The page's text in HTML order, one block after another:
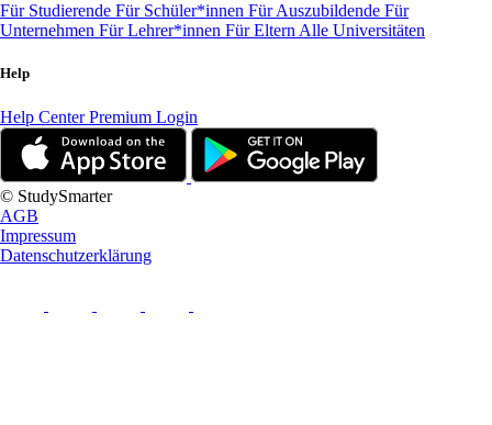
Für Studierende Für Schüler*innen Für Auszubildende Für
Unternehmen Für Lehrer*innen Für Eltern Alle Universitäten
Help
Help CenterPremium Login
© StudySmarter
AGB
Impressum
Datenschutzerklärung